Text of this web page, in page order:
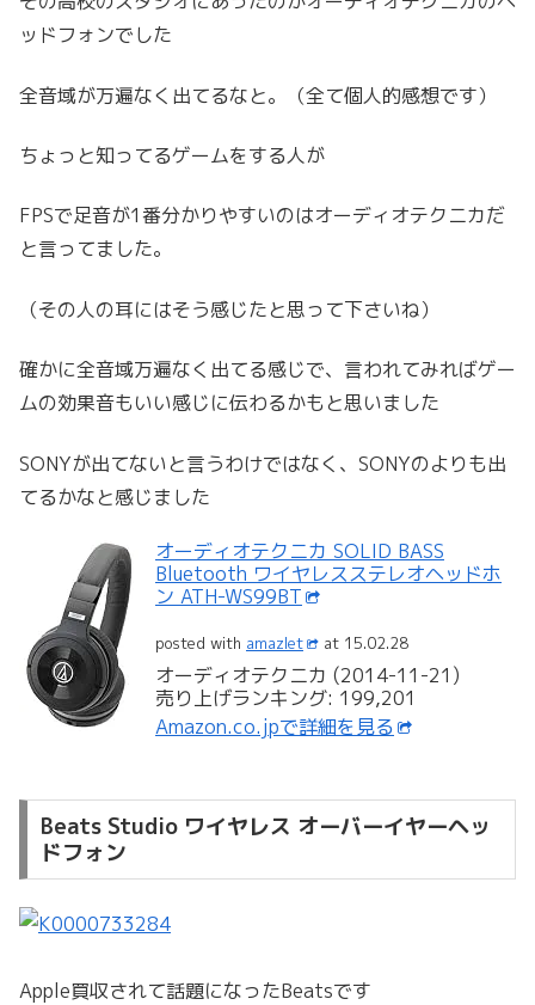
ッドフォンでした
全音域が万遍なく出てるなと。（全て個人的感想です）
ちょっと知ってるゲームをする人が
FPSで足音が1番分かりやすいのはオーディオテクニカだ
と言ってました。
（その人の耳にはそう感じたと思って下さいね）
確かに全音域万遍なく出てる感じで、言われてみればゲー
ムの効果音もいい感じに伝わるかもと思いました
SONYが出てないと言うわけではなく、SONYのよりも出
てるかなと感じました
オーディオテクニカ SOLID BASS
Bluetooth ワイヤレスステレオヘッドホ
ン ATH-WS99BT
posted with amazlet at 15.02.28
オーディオテクニカ (2014-11-21)
売り上げランキング: 199,201
Amazon.co.jpで詳細を見る
Beats Studio ワイヤレス オーバーイヤーヘッ
ドフォン
Apple買収されて話題になったBeatsです